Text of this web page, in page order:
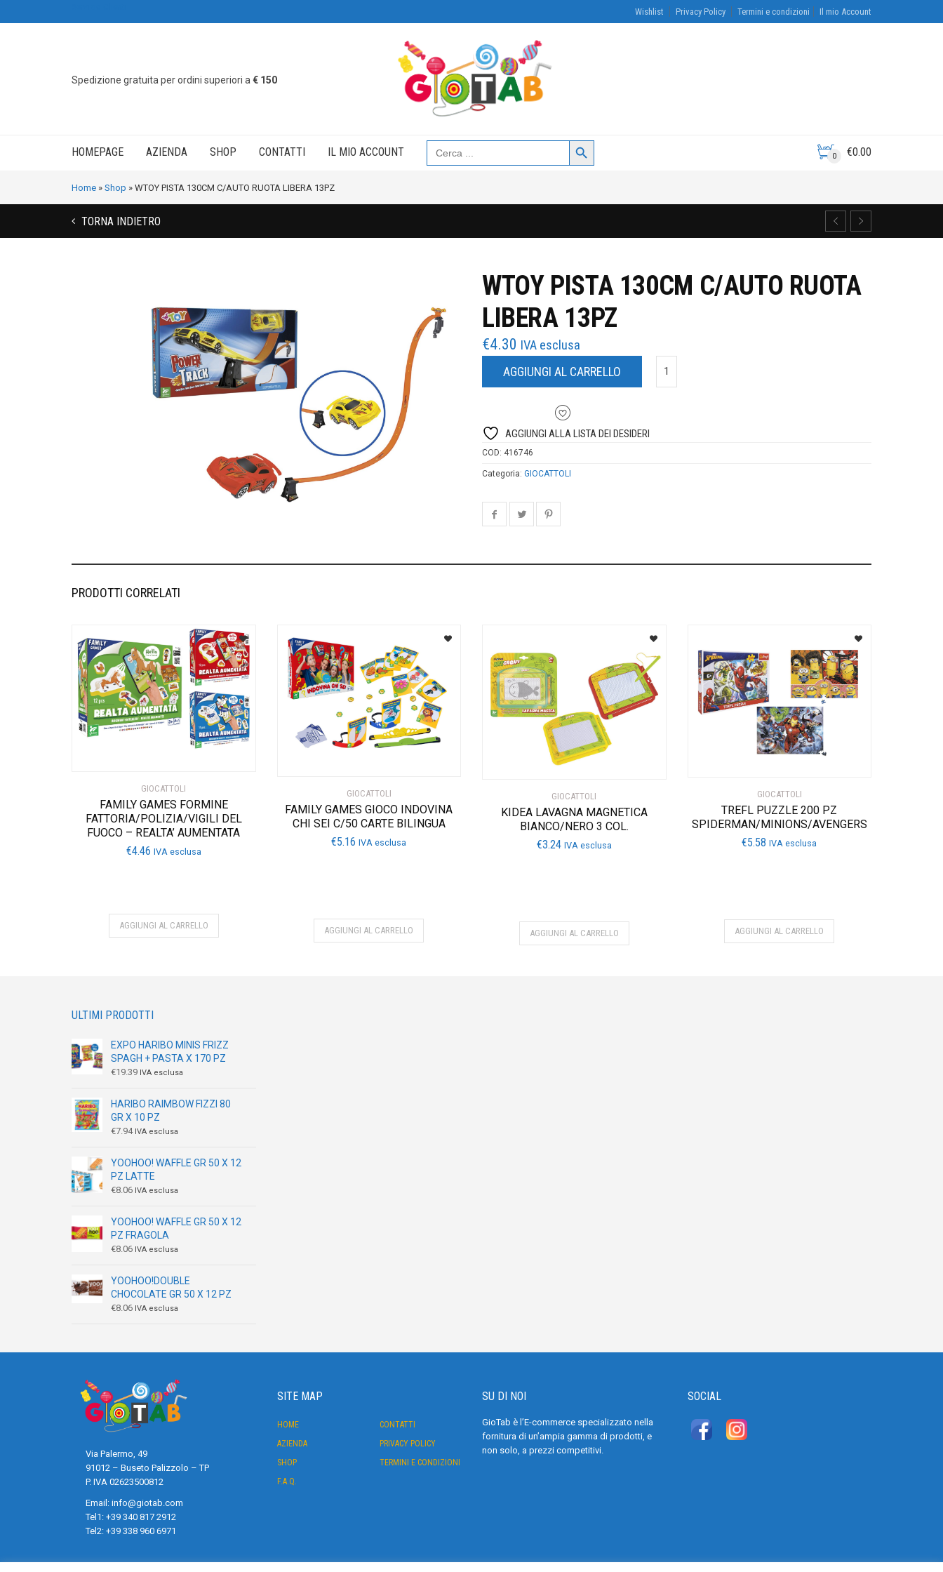
Wishlist Privacy Policy Termini e condizioni Il mio Account
Spedizione gratuita per ordini superiori a € 150
HOMEPAGE AZIENDA SHOP CONTATTI IL MIO ACCOUNT
Search
for:
Search Button
0 €0.00
Home » Shop » WTOY PISTA 130CM C/AUTO RUOTA LIBERA 13PZ
TORNA INDIETRO
WTOY PISTA 130CM C/AUTO RUOTA
LIBERA 13PZ
€4.30 IVA esclusa
AGGIUNGI AL CARRELLO
AGGIUNGI ALLA LISTA DEI DESIDERI
COD: 416746
Categoria: GIOCATTOLI
PRODOTTI CORRELATI
GIOCATTOLI
FAMILY GAMES FORMINE
FATTORIA/POLIZIA/VIGILI DEL
FUOCO – REALTA’ AUMENTATA
€4.46 IVA esclusa
AGGIUNGI AL CARRELLO
GIOCATTOLI
FAMILY GAMES GIOCO INDOVINA
CHI SEI C/50 CARTE BILINGUA
€5.16 IVA esclusa
AGGIUNGI AL CARRELLO
GIOCATTOLI
KIDEA LAVAGNA MAGNETICA
BIANCO/NERO 3 COL.
€3.24 IVA esclusa
AGGIUNGI AL CARRELLO
GIOCATTOLI
TREFL PUZZLE 200 PZ
SPIDERMAN/MINIONS/AVENGERS
€5.58 IVA esclusa
AGGIUNGI AL CARRELLO
ULTIMI PRODOTTI
EXPO HARIBO MINIS FRIZZ
SPAGH + PASTA X 170 PZ
€19.39 IVA esclusa
HARIBO RAIMBOW FIZZI 80
GR X 10 PZ
€7.94 IVA esclusa
YOOHOO! WAFFLE GR 50 X 12
PZ LATTE
€8.06 IVA esclusa
YOOHOO! WAFFLE GR 50 X 12
PZ FRAGOLA
€8.06 IVA esclusa
YOOHOO!DOUBLE
CHOCOLATE GR 50 X 12 PZ
€8.06 IVA esclusa
Via Palermo, 49
91012 – Buseto Palizzolo – TP
P. IVA 02623500812
Email: info@giotab.com
Tel1: +39 340 817 2912
Tel2: +39 338 960 6971
SITE MAP
HOME
AZIENDA
SHOP
F.A.Q.
CONTATTI
PRIVACY POLICY
TERMINI E CONDIZIONI
SU DI NOI
GioTab è l’E-commerce specializzato nella
fornitura di un’ampia gamma di prodotti, e
non solo, a prezzi competitivi.
SOCIAL